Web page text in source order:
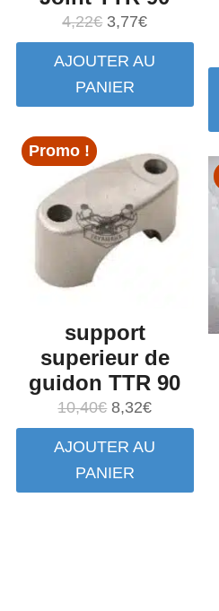
4,22€ Le
prix
initial
était :
3,77€Le
prix
actuel
AJOUTER AU
PANIER
Promo !
support
superieur de
guidon TTR 90
10,40€ Le
prix
initial
était :
8,32€Le
prix
actuel
AJOUTER AU
PANIER